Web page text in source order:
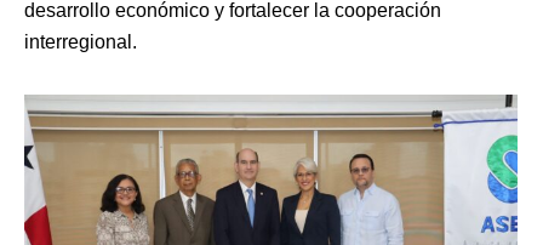
desarrollo económico y fortalecer la cooperación
interregional.